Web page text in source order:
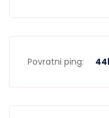
Povratni ping: